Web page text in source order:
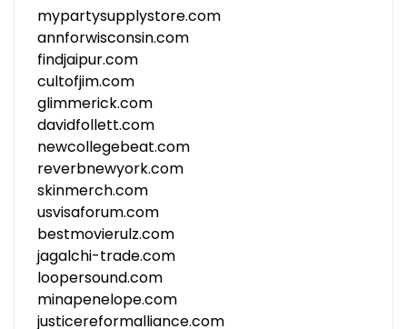
mypartysupplystore.com
annforwisconsin.com
findjaipur.com
cultofjim.com
glimmerick.com
davidfollett.com
newcollegebeat.com
reverbnewyork.com
skinmerch.com
usvisaforum.com
bestmovierulz.com
jagalchi-trade.com
loopersound.com
minapenelope.com
justicereformalliance.com